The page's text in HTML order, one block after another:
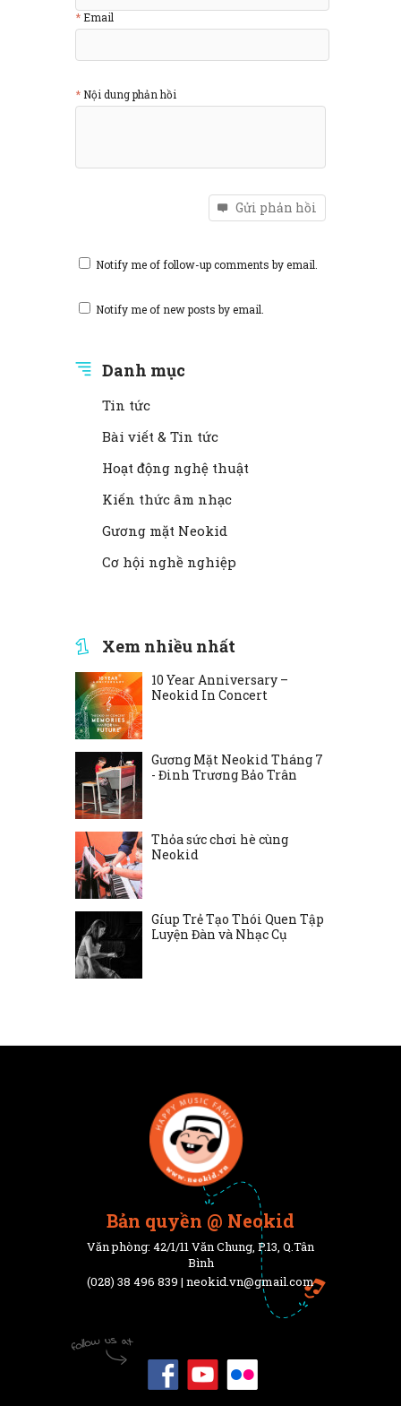
Email
Nội dung phản hồi
Gửi phản hồi
Notify me of follow-up comments by email.
Notify me of new posts by email.
Danh mục
Tin tức
Bài viết & Tin tức
Hoạt động nghệ thuật
Kiến thức âm nhạc
Gương mặt Neokid
Cơ hội nghề nghiệp
Xem nhiều nhất
10 Year Anniversary –
Neokid In Concert
Gương Mặt Neokid Tháng 7
- Đinh Trương Bảo Trân
Thỏa sức chơi hè cùng
Neokid
Gíup Trẻ Tạo Thói Quen Tập
Luyện Đàn và Nhạc Cụ
Bản quyền @ Neokid
Văn phòng: 42/1/11 Văn Chung, P.13, Q.Tân
Bình
(028) 38 496 839 | neokid.vn@gmail.com